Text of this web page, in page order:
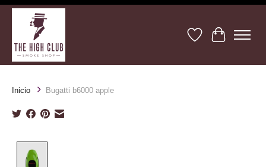
Lista de deseos
Cesta
Inicio Bugatti b6000 apple